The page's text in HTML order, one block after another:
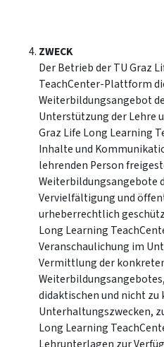
ZWECK
Der Betrieb der TU Graz
TeachCenter-Plattform
Weiterbildungsangebot
Unterstützung der Lehre
Graz Life Long Learning
Inhalte und
lehrenden Person
Weiterbildungsangebote
Vervielfältigung und
urheberrechtlich
Long Learning
Veranschaulichung im
Vermittlung der
didaktischen und nicht
Unterhaltungszwecken,
Long Learning